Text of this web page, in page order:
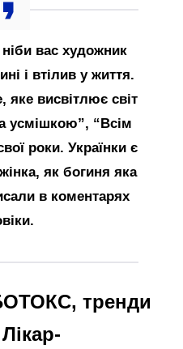
вас художник
і втілив у життя.
яке висвітлює світ
усмішкою”, “Всім
роки. Українки є
як богиня яка
в коментарях
тренди